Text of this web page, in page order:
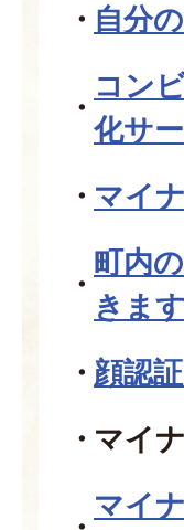
自分
コン
化サ
マイ
町内
きます
顔認
マイ
マイ